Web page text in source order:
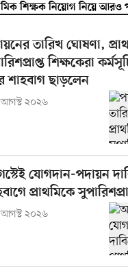
শিক্ষক নিয়োগ নিয়ে আরও
তারিখ ঘোষণা,
শিক্ষকেরা
শাহবাগ ছাড়লেন
২০২৬
যোগদান-পদায়ন
প্রাথমিকে
২০২৬